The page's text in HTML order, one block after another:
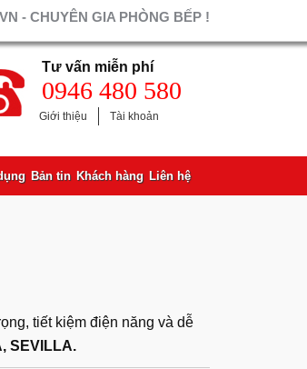
- CHUYÊN GIA PHÒNG BẾP !
Tư vấn miễn phí
0946 480 580
Giới thiệu Tài khoản
Bản tin Khách hàng Liên hệ
tiết kiệm điện năng và dễ
SEVILLA.